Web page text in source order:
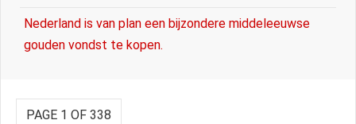
Nederland is van plan een bijzondere middeleeuwse
gouden vondst te kopen.
PAGE 1 OF 338